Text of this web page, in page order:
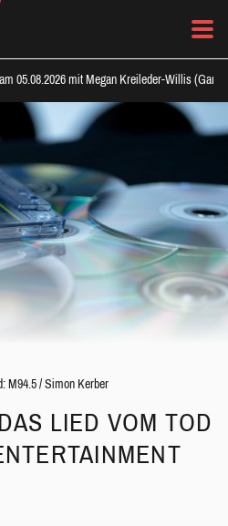
05.08.2026 mit Megan Kreileder-Willis
M94.5 / Simon Kerber
LIED VOM TOD